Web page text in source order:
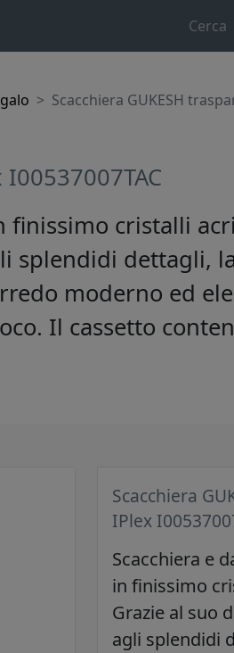
Cerca
Scacchiera GUKESH
cristalli
splendidi dettagli,
moderno ed
Il cassetto
Scacchiera
IPlex
Scacchiera e
in finissimo
Grazie al suo
agli splendidi